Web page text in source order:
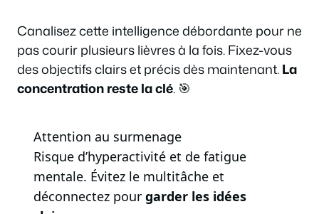
Canalisez cette intelligence débordante pour ne
pas courir plusieurs lièvres à la fois. Fixez-vous
des objectifs clairs et précis dès maintenant.La
concentration reste la clé. 🎯
Attention au surmenage
Risque d’hyperactivité et de fatigue
mentale. Évitez le multitâche et
déconnectez pour garder les idées